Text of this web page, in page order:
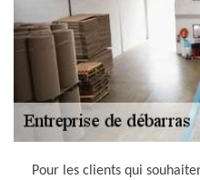
Pour les clients qui